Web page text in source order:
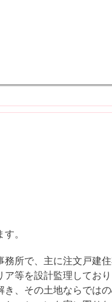
。
所で、主に注文戸建
等を設計監理しており
、その土地ならでは